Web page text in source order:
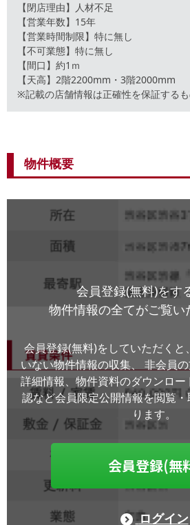
【閉店理由】人材不足
【営業年数】15年
【営業時間制限】特に無し
【不可業態】特に無し
【間口】約1ｍ
【天高】2階2200mm・3階2000mm
※記載の店舗情報は正確性を保証するも
物件概要
会員登録(無料)をす
物件情報の全てがご覧い
会員登録(無料)をしていただくと
いない物件情報の収集、
非会員
詳細情報、物件資料のダウンロー
認など会員限定公開情報を閲覧
ります。
会員登録(無
ログイン